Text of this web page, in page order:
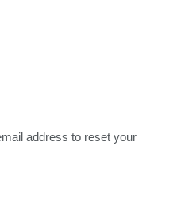
address to reset your